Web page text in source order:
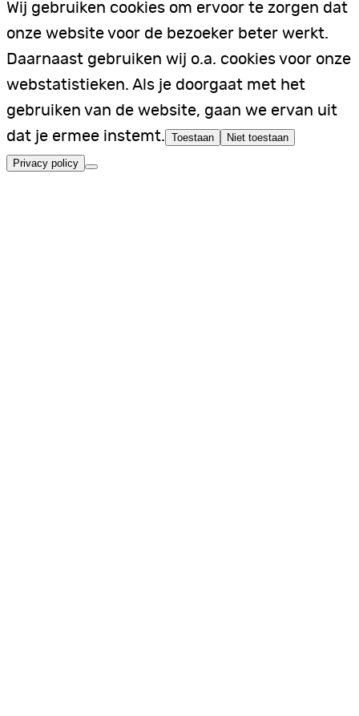
Wij gebruiken cookies om ervoor te zorgen dat
onze website voor de bezoeker beter werkt.
Daarnaast gebruiken wij o.a. cookies voor onze
webstatistieken. Als je doorgaat met het
gebruiken van de website, gaan we ervan uit
dat je ermee instemt. Toestaan Niet toestaan
Privacy policy